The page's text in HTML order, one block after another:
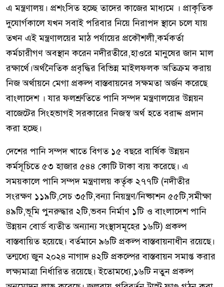
এ মন্ত্রণালয়। প্রশংসিত হচ্ছে তাদের কাজের মাধ্যমে । প্রাকৃতিক
দুযোর্গকালে যখন সবাই পরিবার নিয়ে নিরাপদ স্থানে চলে যায়
তখন এই মন্ত্রণালয়ের মাঠ পর্যায়ের প্রকৌশলী,কর্মকর্তা
কর্মচারীগণ অবস্থান করেন নদীরতীরে,হাওরে মানুষের জান মাল
রক্ষার্থে।অর্থনৈতিক প্রবৃদ্ধির বিভিন্ন মাইলফলক অতিক্রম করায়
নিজ অর্থায়নে মেগা প্রকল্প বাস্তবায়নের সক্ষমতা অর্জন করেছে
বাংলাদেশ । যার ফলশ্রুতিতে পানি সম্পদ মন্ত্রণালয়ের উন্নয়ন
বাজেটের সিংহভাগই সরকারের নিজস্ব অর্থ হতে বরাদ্দ প্রদান
করা হচ্ছে।
দেশের পানি সম্পদ খাতে বিগত ১৫ বছরে বার্ষিক উন্নয়ন
কর্মসূচিতে ৫৩ হাজার ৫৪৪ কোটি টাকা ব্যয় করেছে। এ
সময়কালে পানি সম্পদ মন্ত্রণালয় কর্তৃক ২৭৭টি (নদীতীর
সংরক্ষণ ১১৯টি,সেচ ৩৫টি,বন্যা নিয়ন্ত্রণ/নিষ্কাশন ৫৫টি,সমীক্ষা
৪৯টি,ভূমি পুনরুদ্ধার ২টি,ভবন নির্মাণ ১টি ও বাংলাদেশ পানি
উন্নয়ন বোর্ড ব্যতীত অন্যান্য সংস্থাসমূহের ১৬টি) প্রকল্প
বাস্তবায়িত হয়েছে। বর্তমানে ৯৬টি প্রকল্প বাস্তবায়নাধীন রয়েছে।
তন্মধ্যে জুন ২০২৪ নাগাদ ৪২টি প্রকল্পের বাস্তবায়ন সমাপ্ত করার
লক্ষ্যমাত্রা নির্ধারিত রয়েছে। ইতোমধ্যে,১৬টি নতুন প্রকল্প